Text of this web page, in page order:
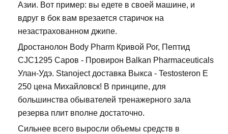
Азии. Вот пример: вы едете в своей машине, и
вдруг в бок вам врезается старичок на
незастрахованном джипе.
Дростанолон Body Pharm Кривой Рог, Пептид
CJC1295 Саров - Провирон Balkan Pharmaceuticals
Улан-Удэ. Stanoject доставка Выкса - Testosteron E
250 цена Михайловск! В принципе, для
большинства обывателей тренажерного зала
резерва плит вполне достаточно.
Сильнее всего выросли объемы средств в